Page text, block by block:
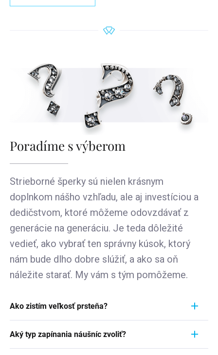
Poradíme s výberom
Strieborné šperky sú nielen krásnym
doplnkom nášho vzhľadu, ale aj investíciou a
dedičstvom, ktoré môžeme odovzdávať z
generácie na generáciu. Je teda dôležité
vedieť, ako vybrať ten správny kúsok, ktorý
nám bude dlho dobre slúžiť, a ako sa oň
náležite starať. My vám s tým pomôžeme.
Ako zistím veľkosť prsteňa?
Aby ste zistili jeho veľkosť, vezmite pravítko a
položte ho priamo na prstienok, ktorý momentálne
Aký typ zapínania náušníc zvoliť?